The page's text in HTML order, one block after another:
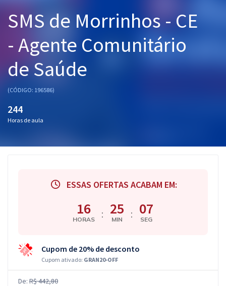
Cursos 20% OFF
Graduação
OAB
Mentorias
SMS de Morrinhos - CE
- Agente Comunitário
de Saúde
(CÓDIGO: 196586)
244
Horas de aula
ESSAS OFERTAS ACABAM EM:
16
HORAS : 25
MIN : 06
SEG
Cupom de 20% de desconto
Cupom ativado: GRAN20-OFF
De: R$ 442,80